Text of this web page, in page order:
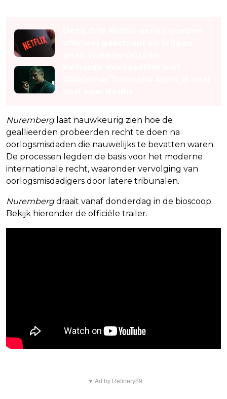
Nuremberglaat nauwkeurig zien hoe de
geallieerden probeerden recht te doen na
oorlogsmisdaden die nauwelijks te bevatten waren.
De processen legden de basis voor het moderne
internationale recht, waaronder vervolging van
oorlogsmisdadigers door latere tribunalen.
Nurembergdraait vanaf donderdag in de bioscoop.
Bekijk hieronder de officiële trailer.
▼ Ad by Refinery89